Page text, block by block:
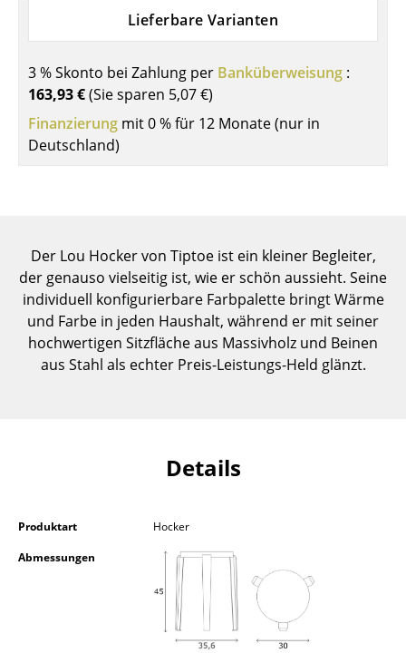
Konferenztische
Stehtische & Stehpulte
Kindertische
Gartentische
Servierwagen
Aufbewahren
Regale & Schränke
Bücherregale
Barmöbel
Garderoben
Kleinaufbewahrung
Lieferbare Varianten
3 % Skonto bei Zahlung per Banküberweisung :
163,93 €(Sie sparen 5,07 €)
Finanzierung mit 0 % für 12 Monate (nur in
Deutschland)
Der Lou Hocker von Tiptoe ist ein kleiner Begleiter,
der genauso vielseitig ist, wie er schön aussieht. Seine
individuell konfigurierbare Farbpalette bringt Wärme
und Farbe in jeden Haushalt, während er mit seiner
hochwertigen Sitzfläche aus Massivholz und Beinen
aus Stahl als echter Preis-Leistungs-Held glänzt.
Details
Produktart
Hocker
Abmessungen